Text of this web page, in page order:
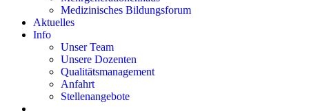
Medizinisches Bildungsforum
Aktuelles
Info
Unser Team
Unsere Dozenten
Qualitätsmanagement
Anfahrt
Stellenangebote